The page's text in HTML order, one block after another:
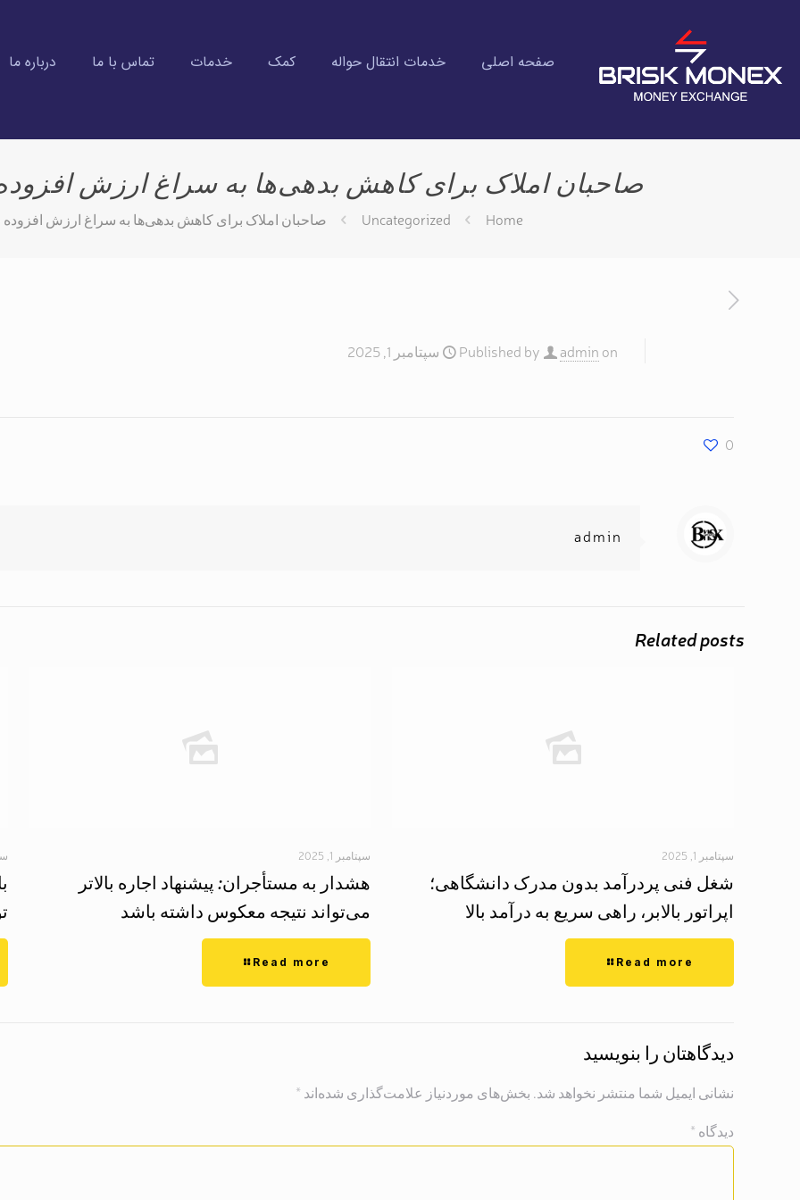
صفحه اصلی خدمات انتقال حواله کمک خدمات تماس با ما درباره ما
صاحبان املاک برای کاهش بدهی‌ها به سراغ ارزش
Home
Uncategorized صاحبان املاک برای کاهش بدهی‌ها به سراغ ارزش افزوده
Published by admin on سپتامبر 1, 2025
0
admin
Related posts
سپتامبر 1, 2025
شغل فنی پردرآمد بدون مدرک دانشگاهی؛
اپراتور بالابر، راهی سریع به درآمد بالا
Read more
سپتامبر 1, 2025
هشدار به مستأجران: پیشنهاد اجاره بالاتر
می‌تواند نتیجه معکوس داشته باشد
Read more
دیدگاهتان را بنویسید
نشانی ایمیل شما منتشر نخواهد شد. بخش‌های موردنیاز علامت‌گذاری شده‌اند *
دیدگاه *